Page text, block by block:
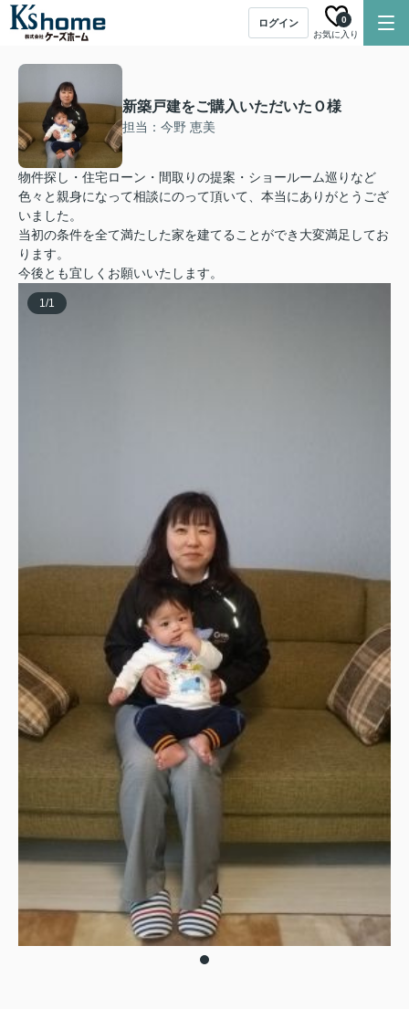
ログイン
お気に入り
0
新築戸建をご購入いただいたＯ様
担当：今野 恵美
物件探し・住宅ローン・間取りの提案・ショールーム巡りなど
色々と親身になって相談にのって頂いて、本当にありがとうござ
いました。
当初の条件を全て満たした家を建てることができ大変満足してお
ります。
今後とも宜しくお願いいたします。
1/1